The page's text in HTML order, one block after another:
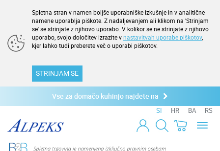
Spletna stran v namen boljše uporabniške izkušnje in v analitične
namene uporablja piškote. Z nadaljevanjem ali klikom na 'Strinjam
se' se strinjate z njihovo uporabo. V kolikor se ne strinjate z njihovo
uporabo, svojo določitev izrazite vnastavitvah uporabe piškotov,
kjer lahko tudi preberete več o uporabi piškotov.
STRINJAM SE
Vse za domačo kuhinjo najdete na
SI HR BA
RS
Toggle